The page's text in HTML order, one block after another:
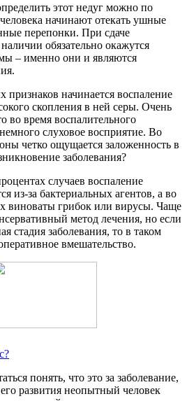
этот недуг можно по
начинают отекать ушные
перепонки. При сдаче
обязательно окажутся
– именно они и являются
признаков начинается воспаление
скопления в ней серы. Очень
во время воспалительного
слуховое восприятие. Во
четко ощущается заложенность в
заболевания?
случаев воспаление
из-за бактериальных агентов, а во
виноваты грибок или вирусы. Чаще
метод лечения, но если
стадия заболевания, то в таком
вмешательство.
понять, что это за заболевание,
развития неопытный человек